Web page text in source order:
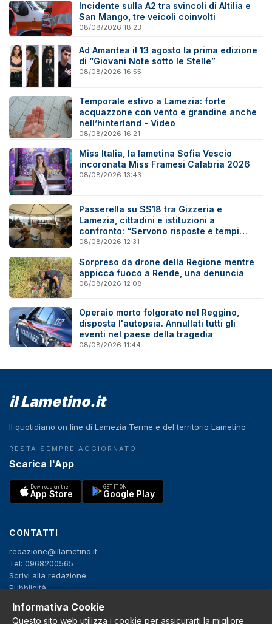
Incidente sulla A2 tra svincoli di Altilia e
San Mango, tre veicoli coinvolti
08/08/2026 18:23
Ad Amantea il 13 agosto la prima edizione
di “Giovani Note sotto le Stelle”
08/08/2026 16:55
Temporale estivo a Lamezia: forte
acquazzone con vento e grandine anche
nell’hinterland - Video
08/08/2026 16:21
Miss Italia, la lametina Sofia Vescio
incoronata Miss Framesi Calabria 2026
08/08/2026 13:43
Passerella su SS18 tra Gizzeria e
Lamezia, cittadini e istituzioni a
confronto: “Servono risposte e tempi
certi”
08/08/2026 12:31
Sorpreso da drone della Regione mentre
appicca fuoco a Rende, una denuncia
08/08/2026 12:08
Operaio morto folgorato nel Reggino,
disposta l'autopsia. Annullati tutti gli
eventi nel paese della tragedia
08/08/2026 11:44
il Lametino.it
Il quotidiano on line di Lamezia Terme e del territorio Lametino
RESTA SEMPRE AGGIORNATO
Scarica l'App
Download on the
App Store
GET IT ON
Google Play
CONTATTI
redazione@illametino.it
Tel: 0968200565
Scrivi alla redazione
Pubblicità
Informativa Cookie
Questo sito web utilizza i cookie per assicurarti la migliore